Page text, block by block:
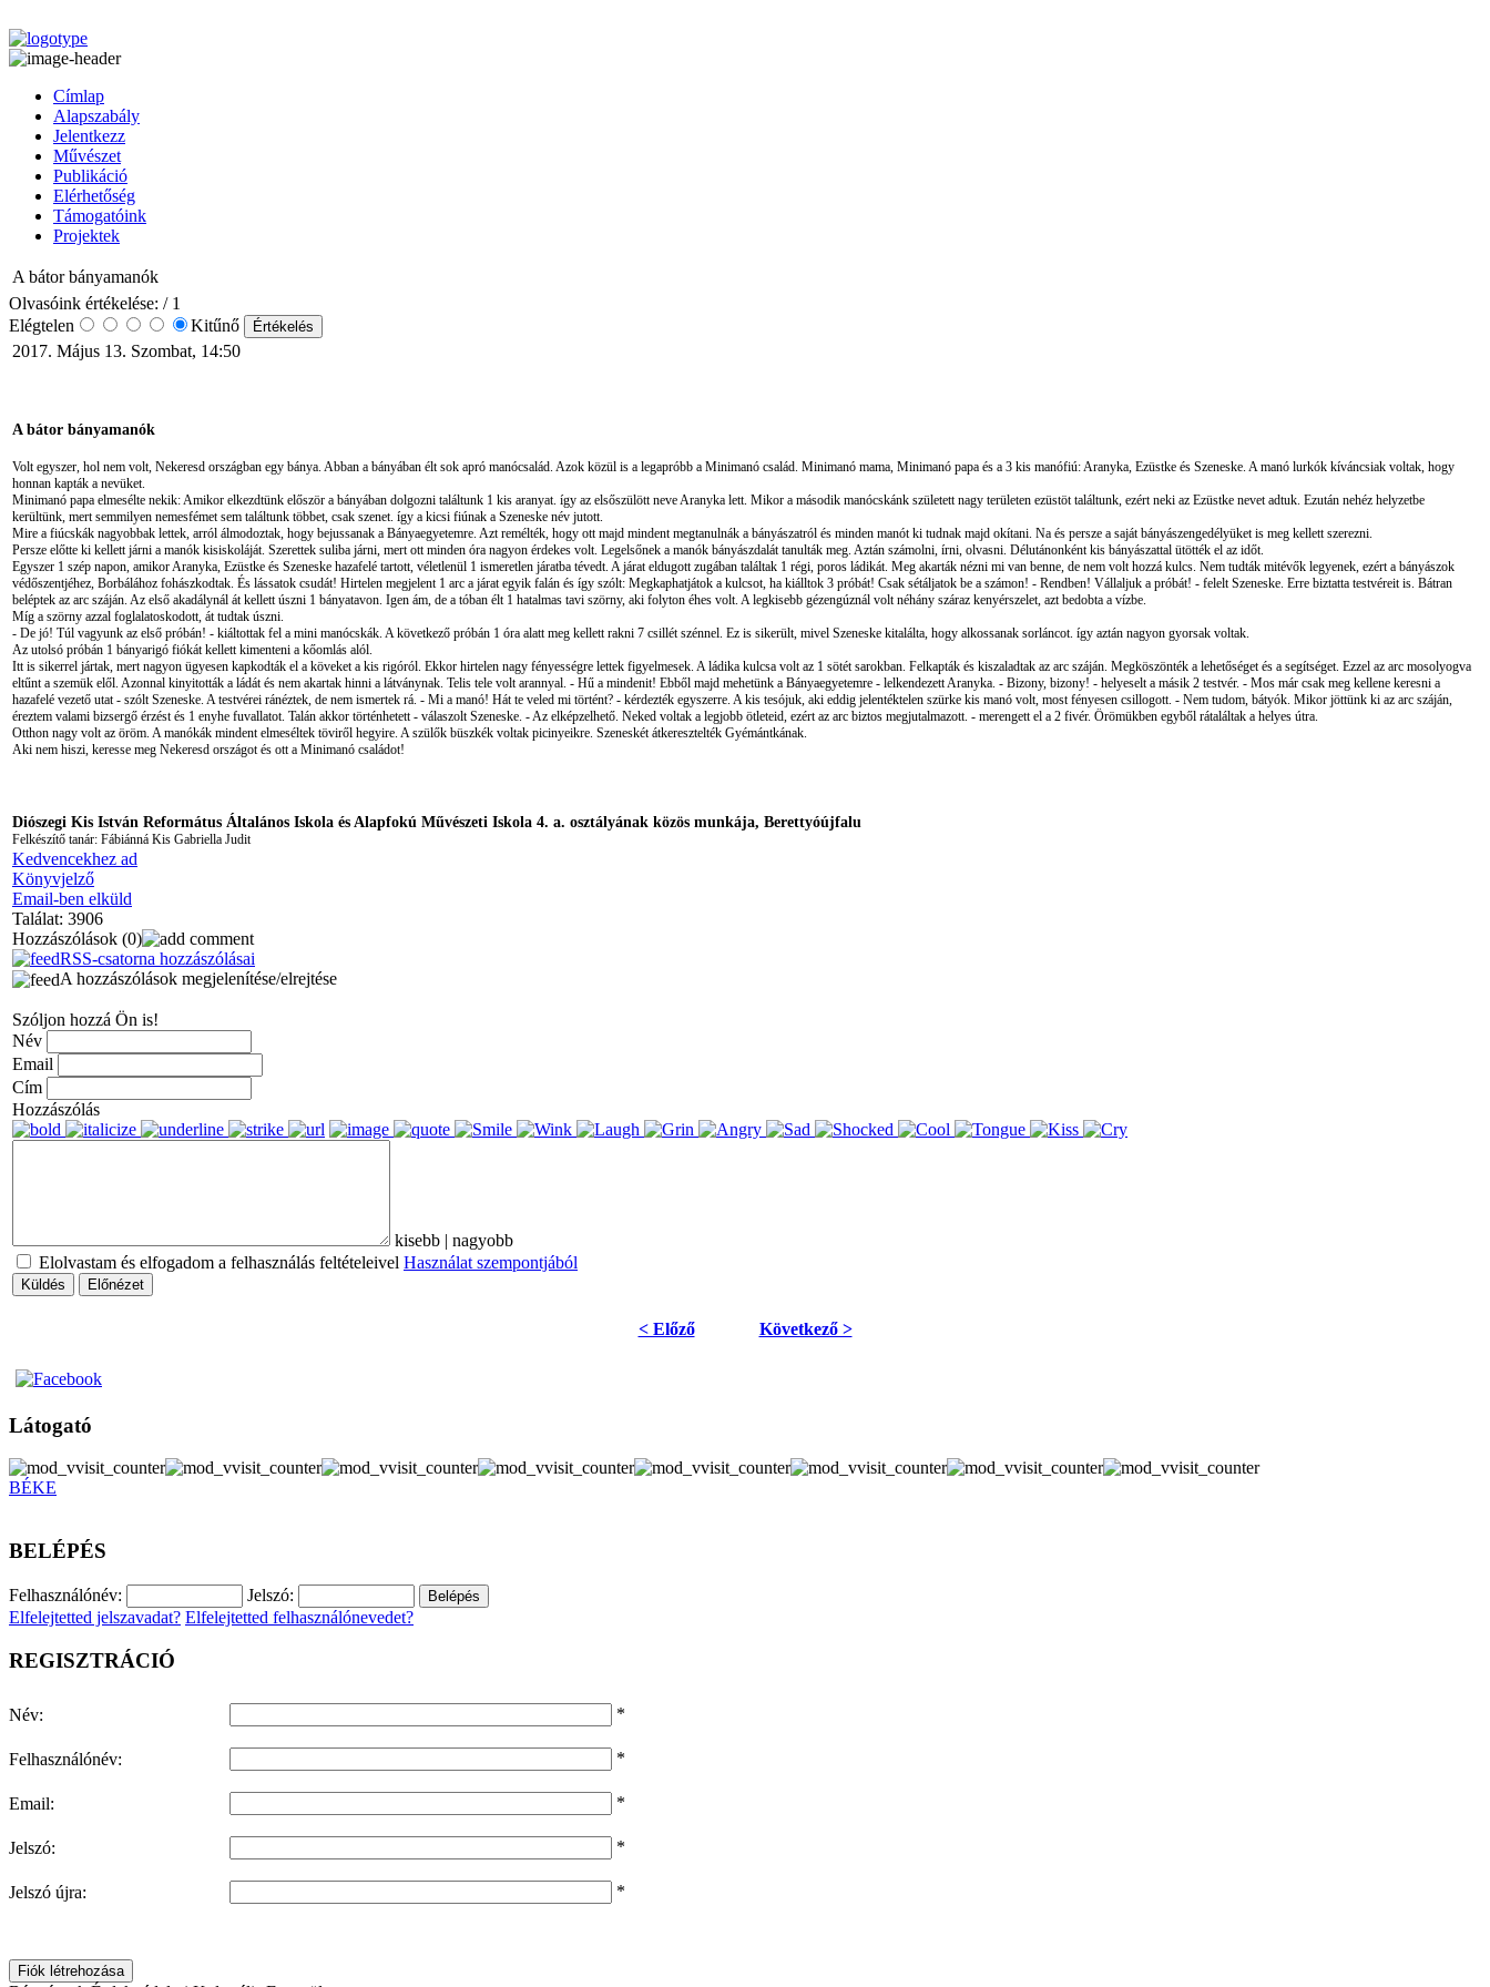
Címlap
Alapszabály
Jelentkezz
Művészet
Publikáció
Elérhetőség
Támogatóink
Projektek
A bátor bányamanók
Olvasóink értékelése: / 1
Elégtelen
Kitűnő
2017. Május 13. Szombat, 14:50
A bátor bányamanók
Volt egyszer, hol nem volt, Nekeresd országban egy bánya. Abban a bányában élt sok apró manócsalád. Azok közül is a legapróbb a Minimanó család. Minimanó mama, Minimanó papa és a 3 kis manófiú: Aranyka, Ezüstke és Szeneske. A manó lurkók kíváncsiak voltak, hogy
honnan kapták a nevüket.
Minimanó papa elmesélte nekik: Amikor elkezdtünk először a bányá­ban dolgozni találtunk 1 kis aranyat. így az elsőszülött neve Aranyka lett. Mikor a második manócskánk született nagy területen ezüstöt találtunk, ezért neki az Ezüstke nevet adtuk. Ezután nehéz helyzetbe
kerültünk, mert semmilyen nemesfémet sem találtunk többet, csak szenet. így a kicsi fiú­nak a Szeneske név jutott.
Mire a fiúcskák nagyobbak lettek, arról álmodoztak, hogy bejussanak a Bányaegyetemre. Azt remélték, hogy ott majd mindent megtanulnák a bányászatról és minden manót ki tudnak majd okítani. Na és persze a saját bányászengedélyüket is meg kellett szerezni.
Persze előtte ki kellett járni a manók kisiskoláját. Szerettek suliba jár­ni, mert ott minden óra nagyon érdekes volt. Legelsőnek a manók bá­nyászdalát tanulták meg. Aztán számolni, írni, olvasni. Délutánonként kis bányászattal ütötték el az időt.
Egyszer 1 szép napon, amikor Aranyka, Ezüstke és Szeneske hazafelé tartott, véletlenül 1 ismeretlen járatba tévedt. A járat eldugott zugában találtak 1 régi, poros ládikát. Meg akarták nézni mi van benne, de nem volt hozzá kulcs. Nem tudták mitévők legyenek, ezért a bányászok
védő­szentjéhez, Borbálához fohászkodtak. És lássatok csudát! Hirtelen megje­lent 1 arc a járat egyik falán és így szólt: Megkaphatjátok a kulcsot, ha kiálltok 3 próbát! Csak sétáljatok be a számon! - Rendben! Vállaljuk a próbát! - felelt Szeneske. Erre biztatta testvéreit is. Bátran
beléptek az arc száján. Az első akadálynál át kellett úszni 1 bányatavon. Igen ám, de a tóban élt 1 hatalmas tavi szörny, aki folyton éhes volt. A legkisebb gé­zengúznál volt néhány száraz kenyérszelet, azt bedobta a vízbe.
Míg a szörny azzal foglalatoskodott, át tudtak úszni.
- De jó! Túl va­gyunk az első próbán! - kiáltottak fel a mini manócskák. A következő próbán 1 óra alatt meg kellett rakni 7 csillét szénnel. Ez is sikerült, mivel Szeneske kitalálta, hogy alkossanak sorláncot. így aztán nagyon gyorsak voltak.
Az utolsó próbán 1 bányarigó fiókát kellett kimenteni a kőomlás alól.
Itt is sikerrel jártak, mert nagyon ügyesen kapkodták el a köveket a kis rigóról. Ekkor hirtelen nagy fényességre lettek figyelmesek. A ládika kul­csa volt az 1 sötét sarokban. Felkapták és kiszaladtak az arc száján. Meg­köszönték a lehetőséget és a segítséget. Ezzel az arc mosolyogva
eltűnt a szemük elől. Azonnal kinyitották a ládát és nem akartak hinni a látvány­nak. Telis tele volt arannyal. - Hű a mindenit! Ebből majd mehetünk a Bányaegyetemre - lelkendezett Aranyka. - Bizony, bizony! - helyeselt a másik 2 testvér. - Mos már csak meg kellene keresni a
hazafelé vezető utat - szólt Szeneske. A testvérei ránéztek, de nem ismertek rá. - Mi a manó! Hát te veled mi történt? - kérdezték egyszerre. A kis tesójuk, aki eddig jelentéktelen szürke kis manó volt, most fényesen csillogott. - Nem tudom, bátyók. Mikor jöttünk ki az arc száján,
éreztem valami bizsergő érzést és 1 enyhe fuvallatot. Talán akkor történhetett - válaszolt Szeneske. - Az elképzelhető. Neked voltak a legjobb ötleteid, ezért az arc biztos megjutalmazott. - merengett el a 2 fivér. Örömükben egyből rátaláltak a helyes útra.
Otthon nagy volt az öröm. A manókák mindent elmeséltek töviről he­gyire. A szülők büszkék voltak picinyeikre. Szeneskét átkeresztelték Gyémántkának.
Aki nem hiszi, keresse meg Nekeresd országot és ott a Minimanó csa­ládot!
Diószegi Kis István Református Általános Iskola és Alapfokú Művészeti Iskola 4. a. osztályának közös munkája, Berettyóújfalu
Felkészítő tanár: Fábiánná Kis Gabriella Judit
Kedvencekhez ad
Könyvjelző
Email-ben elküld
Találat: 3906
Hozzászólások (0)
RSS-csatorna hozzászólásai
A hozzászólások megjelenítése/elrejtése
Szóljon hozzá Ön is!
Név
Email
Cím
Hozzászólás
kisebb | nagyobb
Elolvastam és elfogadom a felhasználás feltételeivel Használat szempontjából
Küldés Előnézet
< Előző Következő >
Látogató
BÉKE
BELÉPÉS
Felhasználónév:
Jelszó:
Elfelejtetted jelszavadat? Elfelejtetted felhasználónevedet?
REGISZTRÁCIÓ
Név: *
Felhasználónév: *
Email: *
Jelszó: *
Jelszó újra: *
Fiók létrehozása